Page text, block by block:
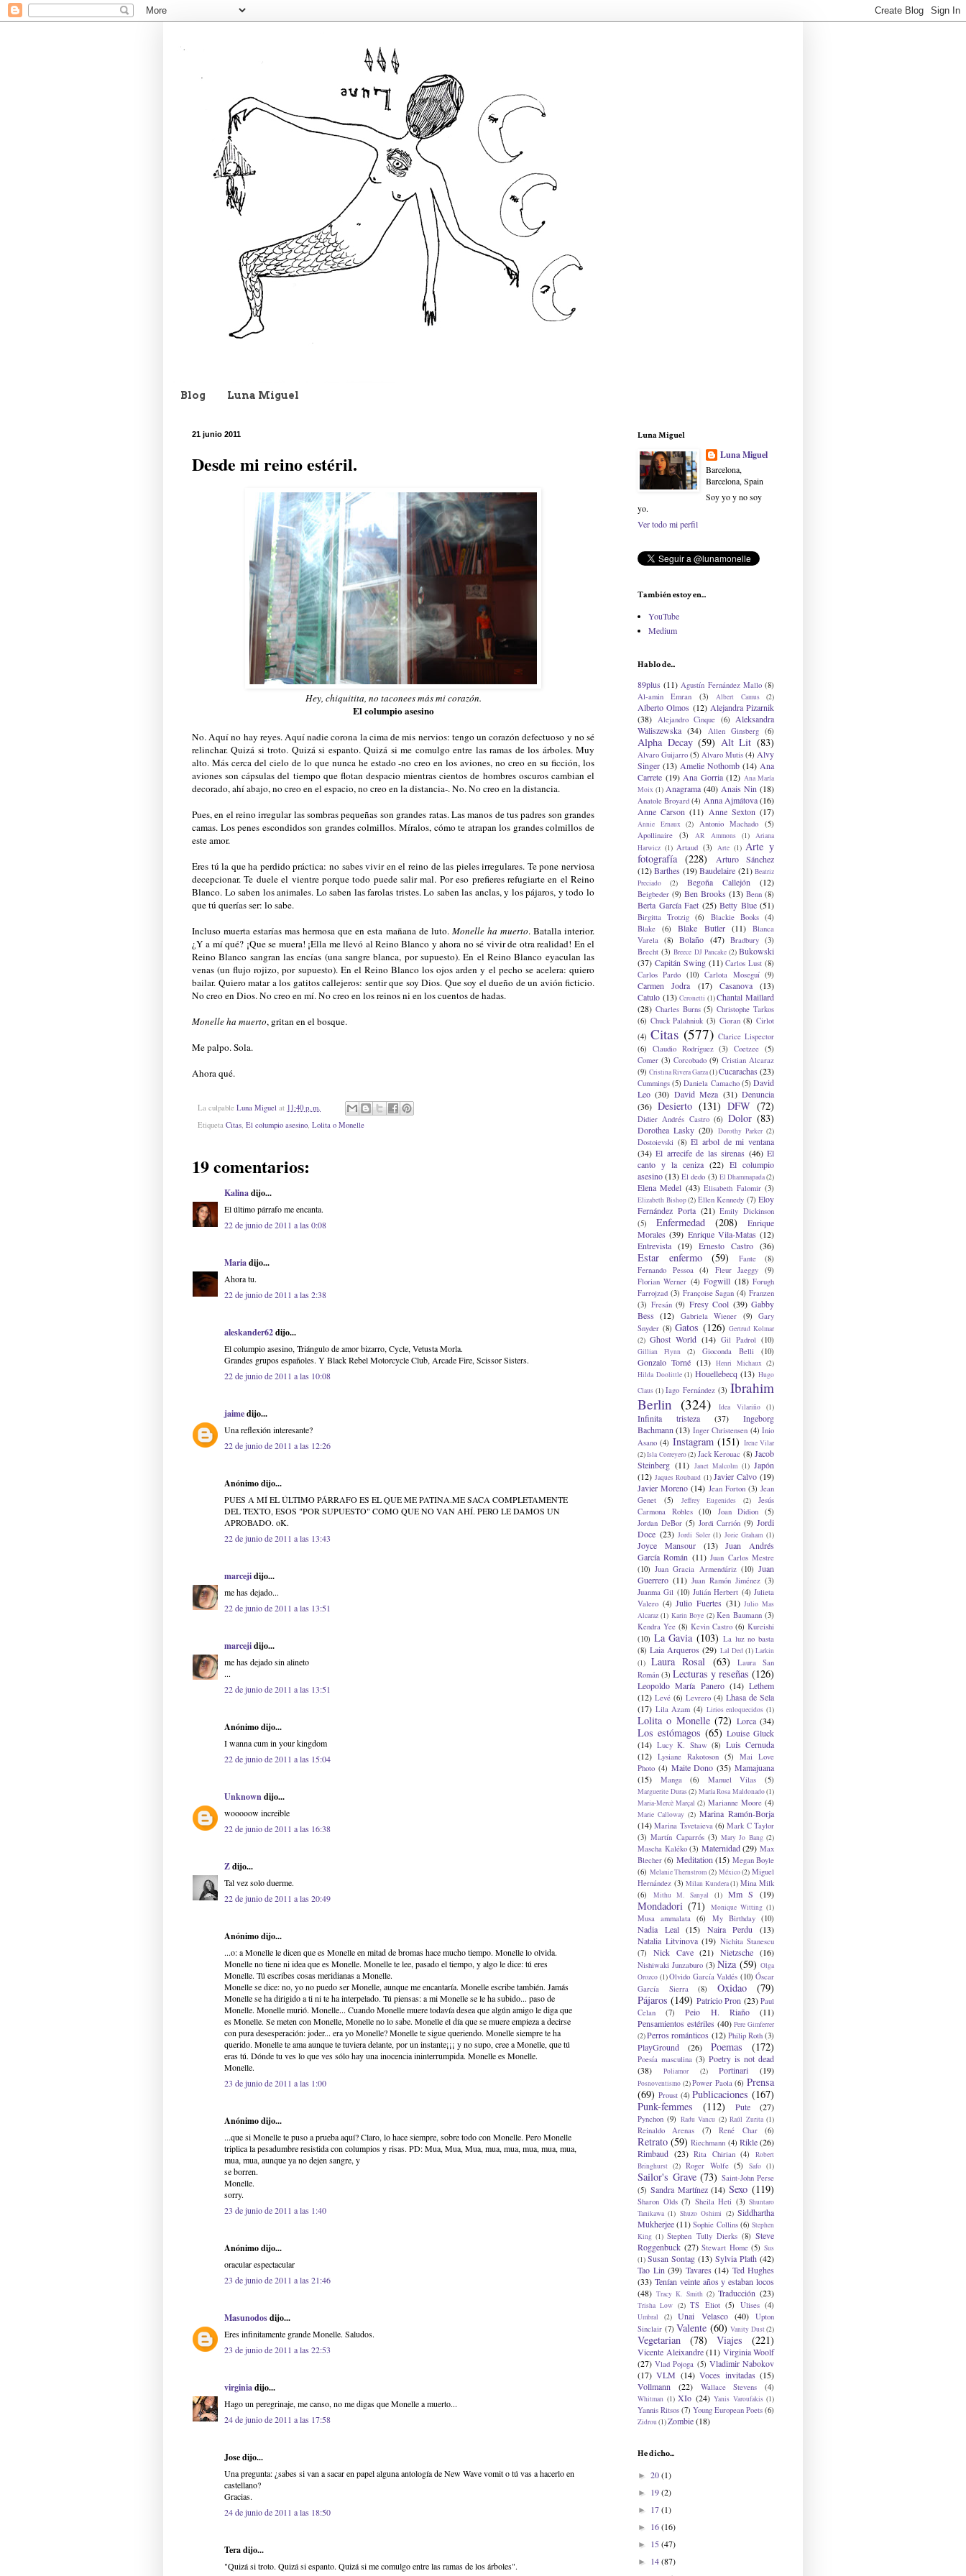
Blog Luna Miguel
21 junio 2011
Desde mi reino estéril.
Hey, chiquitita, no taconees más mi corazón.
El columpio asesino
No. Aquí no hay reyes. Aquí nadie corona la cima de mis nervios: tengo un corazón defectuoso y no sé
relinchar. Quizá si troto. Quizá si espanto. Quizá si me comulgo entre las ramas de los árboles. Muy
alto. Más cerca del cielo de lo que nunca he estado -no creo en los aviones, no creo en su ficción, los
aviones son cápsulas del tiempo que flotan despacio mientras cientos de hombres oscuros cambian el
decorado, ahí abajo, no creo en el espacio, no creo en la distancia-. No. No creo en la distancia.
Pues, en el reino irregular las sombras pequeñas son grandes ratas. Las manos de tus padres son grandes
camas. Los penes escondidos son grandes colmillos. Míralos, cómo te atrapan los grandes colmillos de
este amor.
Eres tú la que ha perdido práctica: no sabes vivir en el reino de las pieles irregulares. Te pone nerviosa
decepcionar. Te duele el vientre porque todo puede salir mal. Por eso prefieres refugiarte en el Reino
Blanco. Lo saben los animales. Lo saben las farolas tristes. Lo saben las anclas, y los pájaros, y todo lo
que tú querías ser: lo sabe.
Incluso muerta estarías mas hermosa que en esta mañana de luto. Monelle ha muerto. Batalla interior.
¿Y a mí qué? ¡Que se muera! ¡Ella me llevó al Reino Blanco y ahora no sé vivir de otra realidad! En el
Reino Blanco sangran las encías (una sangre blanca, por supuesto). En el Reino Blanco eyaculan las
venas (un flujo rojizo, por supuesto). En el Reino Blanco los ojos arden y el pecho se acelera: quiero
bailar. Quiero matar a los gatitos callejeros: sentir que soy Dios. Que soy el dueño de un avión ficticio.
No creo en Dios. No creo en mí. No creo en los reinos ni en los cuentos de hadas.
Monelle ha muerto, gritan en el bosque.
Me palpo. Sola.
Ahora qué.
La culpable Luna Miguel at 11:40 p. m.
Etiqueta Citas, El columpio asesino, Lolita o Monelle
19 comentarios:
Kalinadijo...
El último párrafo me encanta.
22 de junio de 2011 a las 0:08
Mariadijo...
Ahora tu.
22 de junio de 2011 a las 2:38
aleskander62dijo...
El columpio asesino, Triángulo de amor bizarro, Cycle, Vetusta Morla.
Grandes grupos españoles. Y Black Rebel Motorcycle Club, Arcade Fire, Scissor Sisters.
22 de junio de 2011 a las 10:08
jaimedijo...
Una reflexión interesante?
22 de junio de 2011 a las 12:26
Anónimo dijo...
PUES A MÍ EL ÚLTIMO PÁRRAFO ES EL QUE ME PATINA.ME SACA COMPLETAMENTE
DEL TEXTO, ESOS "POR SUPUESTO" COMO QUE NO VAN AHÍ. PERO LE DAMOS UN
APROBADO. oK.
22 de junio de 2011 a las 13:43
marcejidijo...
me has dejado...
22 de junio de 2011 a las 13:51
marcejidijo...
me has dejado sin alineto
...
22 de junio de 2011 a las 13:51
Anónimo dijo...
I wanna cum in your kingdom
22 de junio de 2011 a las 15:04
Unknowndijo...
wooooow increible
22 de junio de 2011 a las 16:38
Zdijo...
Tal vez solo duerme.
22 de junio de 2011 a las 20:49
Anónimo dijo...
...o: a Monelle le dicen que es Monelle en mitad de bromas hace mucho tiempo. Monelle lo olvida.
Monelle no tiene ni idea que es Monelle. Monelle te lee, pasado el tiempo, y algo le dice: tú eres
Monelle. Tú escribes cosas meridianas a Monelle.
Monelle se dice: no, yo no puedo ser Monelle, aunque me encantaría. Monelle escribe también. Jamás
Monelle se ha dirigido a ti ni te ha interpelado. Tú piensas: a mi Monelle se le ha subido... paso de
Monelle. Monelle murió. Monelle... Cuando Monelle muere todavía desea que algún amigo le diga que
es Monelle. Se meten con Monelle, Monelle no lo sabe. Monelle el día que se muere empieza a decirse
con pura desesperación: joder... era yo Monelle? Monelle te sigue queriendo. Monelle siempre te ha
querido. Monelle te ama aunque te tuviera delante, por un instante¡¡¡ y no supo, cree a Monelle, que tú
eras tú. Dónde tu ves lo que ves sólo hay una inocencia ininterrumpida. Monelle es Monelle.
Monelle.
23 de junio de 2011 a las 1:00
Anónimo dijo...
...que si Monelle te puso a prueba aquí? Claro, lo hace siempre, sobre todo con Monelle. Pero Monelle
triplica la pesadumbre resistida con columpios y risas. PD: Mua, Mua, Mua, mua, mua, mua, mua, mua,
mua, mua, aunque ya no dejen sangre, y
se borren.
Monelle.
sorry.
23 de junio de 2011 a las 1:40
Anónimo dijo...
oracular espectacular
23 de junio de 2011 a las 21:46
Masunodosdijo...
Eres infinitamente grande Monelle. Saludos.
23 de junio de 2011 a las 22:53
virginiadijo...
Hago un peregrinaje, me canso, no me digas que Monelle a muerto...
24 de junio de 2011 a las 17:58
Jose dijo...
Una pregunta: ¿sabes si van a sacar en papel alguna antología de New Wave vomit o tú vas a hacerlo en
castellano?
Gracias.
24 de junio de 2011 a las 18:50
Tera dijo...
"Quizá si troto. Quizá si espanto. Quizá si me comulgo entre las ramas de los árboles".
Luna Miguel
Luna Miguel
Barcelona,
Barcelona, Spain
Soy yo y no soy
yo.
Ver todo mi perfil
También estoy en...
YouTube
Medium
Hablo de...
89plus (11) Agustín Fernández Mallo (8)
Al-amin Emran
(3) Albert Camus (2)
Alberto Olmos (12) Alejandra Pizarnik
(38)
Alejandro Cinque (6)
Aleksandra
Waliszewska (34) Allen Ginsberg (6)
Alpha Decay (59) Alt Lit (83)
Alvaro Guijarro (5) Alvaro Mutis (4) Alvy
Singer (13) Amelie Nothomb (14) Ana
Carrete (19) Ana Gorria (12) Ana María
Moix (1) Anagrama (40) Anais Nin (18)
Anatole Broyard (4) Anna Ajmátova (16)
Anne Carson (11) Anne Sexton (17)
Annie Ernaux (2) Antonio Machado
(5)
Apollinaire
(3) AR Ammons (1)
Ariana
Harwicz (1) Artaud (3) Arte (1) Arte y
fotografía (228)
Arturo Sánchez
(12) Barthes (19) Baudelaire (21) Beatriz
Preciado
(2) Begoña Callejón (12)
Beigbeder (9) Ben Brooks (13) Benn (8)
Berta García Faet (25) Betty Blue (51)
Birgitta Trotzig (6) Blackie Books (4)
Blake
(6) Blake Butler (11)
Blanca
Varela
(8) Bolaño (47) Bradbury (3)
Brecht (3) Breece DJ Pancake (2) Bukowski
(37) Capitán Swing (11) Carlos Lust (8)
Carlos Pardo (10) Carlota Moseguí (9)
Carmen Jodra (17) Casanova
(13)
Catulo (13) Ceronetti (1) Chantal Maillard
(28) Charles Burns (5) Christophe Tarkos
(6) Chuck Palahniuk (3) Cioran (8) Cirlot
(4) Citas (577) Clarice Lispector
(6)
Claudio Rodríguez (3) Coetzee (5)
Comer (3) Corcobado (9) Cristian Alcaraz
(9) Cristina Rivera Garza(1)Cucarachas (23)
Cummings (5) Daniela Camacho (5) David
Leo (30) David Meza (31) Denuncia
(36) Desierto (131) DFW (72)
Didier Andrés Castro (6) Dolor (83)
Dorothea Lasky (20) Dorothy Parker (2)
Dostoievski (8) El arbol de mi ventana
(34) El arrecife de las sirenas (46) El
canto y la ceniza (22) El columpio
asesino(13) El dedo (3) El Dhammapada(2)
Elena Medel (43) Elisabeth Falomir (3)
Elizabeth Bishop(2) Ellen Kennedy (7) Eloy
Fernández Porta (21) Emily Dickinson
(5)
Enfermedad (208)
Enrique
Morales (39) Enrique Vila-Matas (12)
Entrevista (19) Ernesto Castro (36)
Estar enfermo (59) Fante
(8)
Fernando Pessoa
(4) Fleur Jaeggy
(9)
Florian Werner (4) Fogwill (18) Forugh
Farrojzad (3) Françoise Sagan (4) Franzen
(3) Fresán (9) Fresy Cool (39) Gabby
Bess (12) Gabriela Wiener (9)
Gary
Snyder (8) Gatos (126) Gertrud Kolmar
(2) Ghost World (14) Gil Padrol (10)
Gillian Flynn (2) Gioconda Belli (10)
Gonzalo Torné (13) Henri Michaux (2)
Hilda Doolittle (1) Houellebecq (13) Hugo
Claus (1) Iago Fernández (3) Ibrahim
Berlin (324) Idea Vilariño (1)
Infinita tristeza (37)
Ingeborg
Bachmann (13) Inger Christensen (4) Inio
Asano (4) Instagram (151) Irene Vilar
(2)Isla Correyero(2) Jack Kerouac (8) Jacob
Steinberg (11) Janet Malcolm (1) Japón
(12) Jaques Roubaud (1) Javier Calvo (19)
Javier Moreno (14) Jean Forton (3) Jean
Genet
(5) Jeffrey Eugenides (2)
Jesús
Carmona Robles
(10) Joan Didion
(5)
Jordan DeBor (5) Jordi Carrión (9) Jordi
Doce (23) Jordi Soler (1) Jorie Graham (1)
Joyce Mansour (13)
Juan Andrés
García Román (11) Juan Carlos Mestre
(10) Juan Gracia Armendáriz (10) Juan
Guerrero (11) Juan Ramón Jiménez (3)
Juanma Gil (10) Julián Herbert (4) Julieta
Valero (4) Julio Fuertes (31) Julio Mas
Alcaraz (1) Karin Boye (2) Ken Baumann (3)
Kendra Yee (8) Kevin Castro (6) Kureishi
(10) La Gavia (103) La luz no basta
(8) Laia Arqueros (29) Lal Ded (1) Larkin
(1)
Laura Rosal (63)
Laura San
Román (3) Lecturas y reseñas (126)
Leopoldo María Panero (14) Lethem
(12) Levé (6) Levrero (4) Lhasa de Sela
(17) Lila Azam (4) Lirios enloquecidos (1)
Lolita o Monelle (72) Lorca (34)
Los estómagos (65) Louise Gluck
(14) Lucy K. Shaw (8) Luis Cernuda
(12) Lysiane Rakotoson (5)
Mai Love
Photo (4) Maite Dono (35) Mamajuana
(15)
Manga (6) Manuel Vilas (5)
Marguerite Duras(2) María Rosa Maldonado(1)
Maria-Mercè Marçal (2) Marianne Moore (4)
Marie Calloway (2) Marina Ramón-Borja
(14) Marina Tsvetaieva (6) Mark C Taylor
(3) Martín Caparrós (3) Mary Jo Bang (2)
Mascha Kaléko (3) Maternidad (29) Max
Blecher (6) Meditation (15) Megan Boyle
(6) Melanie Thernstrom (2) México (2) Miguel
Hernández (3) Milan Kundera(1) Mina Milk
(6)
Mithu M. Sanyal (1) Mm S (19)
Mondadori (71) Monique Witting (1)
Musa ammalata (6) My Birthday (10)
Nadia Leal (15) Naira Perdu
(13)
Natalia Litvinova (19) Nichita Stanescu
(7)
Nick Cave (21) Nietzsche (16)
Nishiwaki Junzaburo (3) Niza (59) Olga
Orozco (1)Olvido García Valdés (10) Óscar
García Sierra
(8) Oxidao
(79)
Pájaros (149) Patricio Pron (23) Paul
Celan
(7) Peio H. Riaño
(11)
Pensamientos estériles (40) Pere Gimferrer
(2)Perros románticos (12) Philip Roth (3)
PlayGround (26) Poemas (172)
Poesía masculina (3) Poetry is not dead
(38)
Poliamor (2) Portinari (19)
Posnoventismo (2) Power Paola (6) Prensa
(69) Proust (4) Publicaciones (167)
Punk-femmes
(112) Pute (27)
Pynchon (9) Radu Vancu (2) Raúl Zurita (1)
Reinaldo Arenas (7) René Char (6)
Retrato (59) Riechmann (4) Rikle (26)
Rimbaud (23) Rita Chirian (4)
Robert
Bringhurst (2) Roger Wolfe (5) Safo (1)
Sailor's Grave (73) Saint-John Perse
(5) Sandra Martínez (14) Sexo (119)
Sharon Olds (7) Sheila Heti (3) Shuntaro
Tanikawa (1) Shuzo Oshimi (2) Siddhartha
Mukherjee (11) Sophie Collins (6) Stephen
King (1) Stephen Tully Dierks (8) Steve
Roggenbuck (27) Stewart Home (5) Sus
(1) Susan Sontag (13) Sylvia Plath (42)
Tao Lin (39) Tavares (14) Ted Hughes
(33) Tenían veinte años y estaban locos
(48) Tracy K. Smith (2) Traducción (23)
Trisha Low (2) TS Eliot (5) Ulises (4)
Umbral (2) Unai Velasco (40)
Upton
Sinclair (7) Valente (60) Vanity Dust(2)
Vegetarian (78) Viajes (221)
Vicente Aleixandre (11) Virginia Woolf
(27) Vlad Pojoga (5) Vladimir Nabokov
(17) VLM (14) Voces invitadas (15)
Vollmann
(22) Wallace Stevens (4)
Whitman (1) XIo (24) Yanis Varoufakis (1)
Yannis Ritsos (7) Young European Poets (6)
Zidrou(1)Zombie(18)
He dicho...
► 20(1)
► 19(2)
► 17(1)
► 16(16)
► 15(47)
► 14(87)